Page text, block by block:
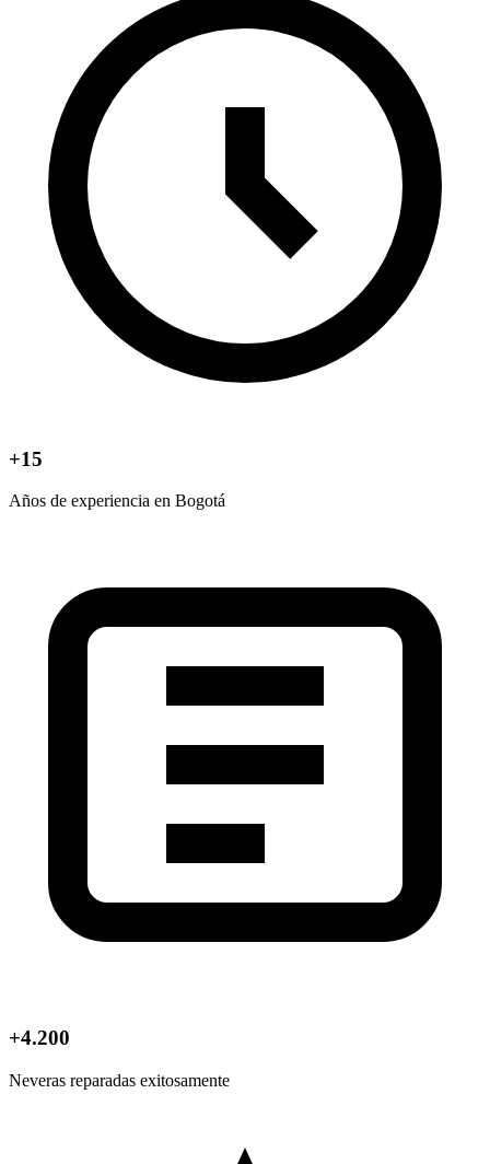
+15
Años de experiencia en Bogotá
+4.200
Neveras reparadas exitosamente